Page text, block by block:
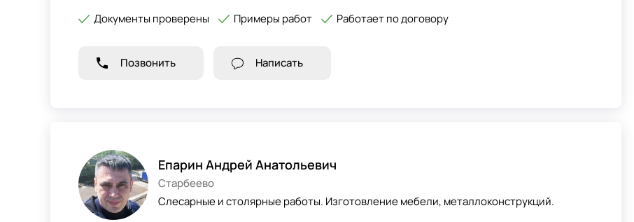
Документы проверены Примеры работ Работает по договору
Позвонить Написать
Епарин Андрей Анатольевич
Старбеево
Слесарные и столярные работы. Изготовление мебели, металлоконструкций.